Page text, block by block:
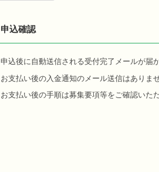
申込確認
申込後に自動送信される受付完了メールが届
お支払い後の入金通知のメール送信はありま
お支払い後の手順は募集要項等をご確認いた